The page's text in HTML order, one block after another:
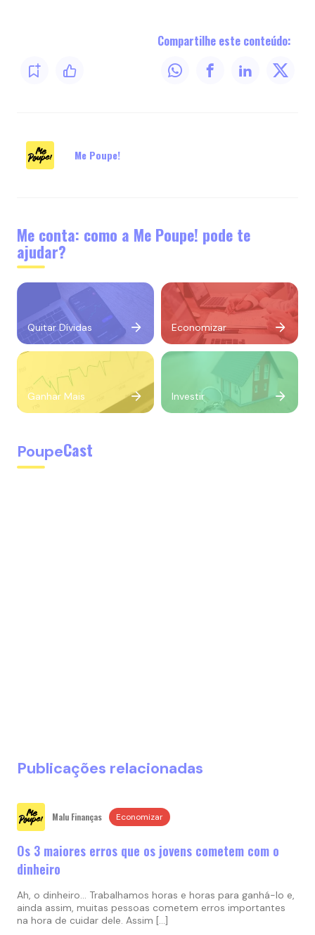
Compartilhe este conteúdo:
Me Poupe!
Me conta: como a Me Poupe! pode te
ajudar?
Quitar Dívidas Economizar
Ganhar Mais Investir
PoupeCast
Publicações relacionadas
Malu Finanças Economizar
Os 3 maiores erros que os jovens cometem com o
dinheiro
Ah, o dinheiro… Trabalhamos horas e horas para ganhá-lo e,
ainda assim, muitas pessoas cometem erros importantes
na hora de cuidar dele. Assim […]